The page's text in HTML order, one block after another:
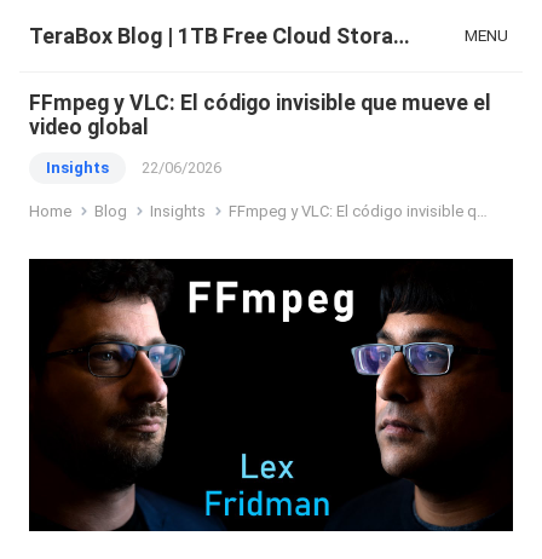
TeraBox Blog | 1TB Free Cloud Storage & All-in-One AI Space MENU
FFmpeg y VLC: El código invisible que mueve el
video global
Insights 22/06/2026
Home Blog Insights FFmpeg y VLC: El código invisible que mueve el video global